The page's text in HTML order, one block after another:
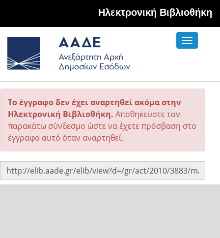
Hλεκτρονική Βιβλιοθήκη
Toggle
Το έγγραφο δεν έχει αναρτηθεί ακόμα στην
Ηλεκτρονική Βιβλιοθήκη. Αποθηκεύστε τον
παρακάτω σύνδεσμο ώστε να έχετε πρόσβαση στο
έγγραφο αυτό όταν αναρτηθεί.